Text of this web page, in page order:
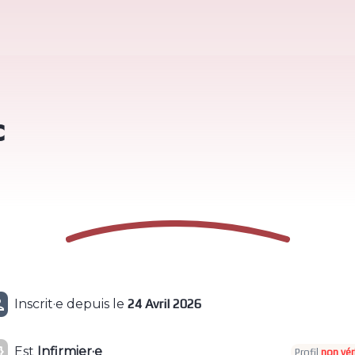
Inscrit·e depuis le 24 Avril 2026
Est Infirmier·e Profil non